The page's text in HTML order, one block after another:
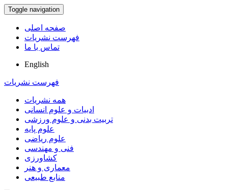
Toggle navigation
صفحه اصلی
فهرست نشریات
تماس با ما
English
فهرست نشریات
همه نشریات
ادبیات و علوم انسانی
تربیت بدنی و علوم ورزشی
علوم پایه
علوم ریاضی
فنی و مهندسی
کشاورزی
معماری و هنر
منابع طبیعی